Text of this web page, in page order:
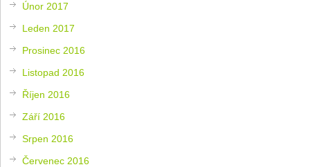
Únor 2017
Leden 2017
Prosinec 2016
Listopad 2016
Říjen 2016
Září 2016
Srpen 2016
Červenec 2016